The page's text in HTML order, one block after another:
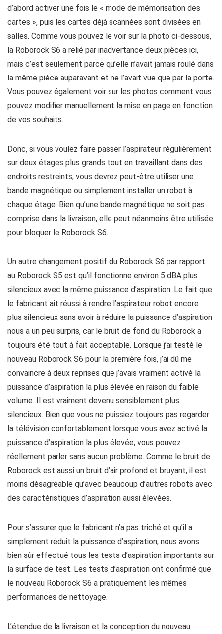
d’abord activer une fois le « mode de mémorisation des
cartes », puis les cartes déjà scannées sont divisées en
salles. Comme vous pouvez le voir sur la photo ci-dessous,
la Roborock S6 a relié par inadvertance deux pièces ici,
mais c’est seulement parce qu’elle n’avait jamais roulé dans
la même pièce auparavant et ne l’avait vue que par la porte.
Vous pouvez également voir sur les photos comment vous
pouvez modifier manuellement la mise en page en fonction
de vos souhaits.
Donc, si vous voulez faire passer l’aspirateur régulièrement
sur deux étages plus grands tout en travaillant dans des
endroits restreints, vous devrez peut-être utiliser une
bande magnétique ou simplement installer un robot à
chaque étage. Bien qu’une bande magnétique ne soit pas
comprise dans la livraison, elle peut néanmoins être utilisée
pour bloquer le Roborock S6.
Un autre changement positif du Roborock S6 par rapport
au Roborock S5 est qu’il fonctionne environ 5 dBA plus
silencieux avec la même puissance d’aspiration. Le fait que
le fabricant ait réussi à rendre l’aspirateur robot encore
plus silencieux sans avoir à réduire la puissance d’aspiration
nous a un peu surpris, car le bruit de fond du Roborock a
toujours été tout à fait acceptable. Lorsque j’ai testé le
nouveau Roborock S6 pour la première fois, j’ai dû me
convaincre à deux reprises que j’avais vraiment activé la
puissance d’aspiration la plus élevée en raison du faible
volume. Il est vraiment devenu sensiblement plus
silencieux. Bien que vous ne puissiez toujours pas regarder
la télévision confortablement lorsque vous avez activé la
puissance d’aspiration la plus élevée, vous pouvez
réellement parler sans aucun problème. Comme le bruit de
Roborock est aussi un bruit d’air profond et bruyant, il est
moins désagréable qu’avec beaucoup d’autres robots avec
des caractéristiques d’aspiration aussi élevées.
Pour s’assurer que le fabricant n’a pas triché et qu’il a
simplement réduit la puissance d’aspiration, nous avons
bien sûr effectué tous les tests d’aspiration importants sur
la surface de test. Les tests d’aspiration ont confirmé que
le nouveau Roborock S6 a pratiquement les mêmes
performances de nettoyage.
L’étendue de la livraison et la conception du nouveau